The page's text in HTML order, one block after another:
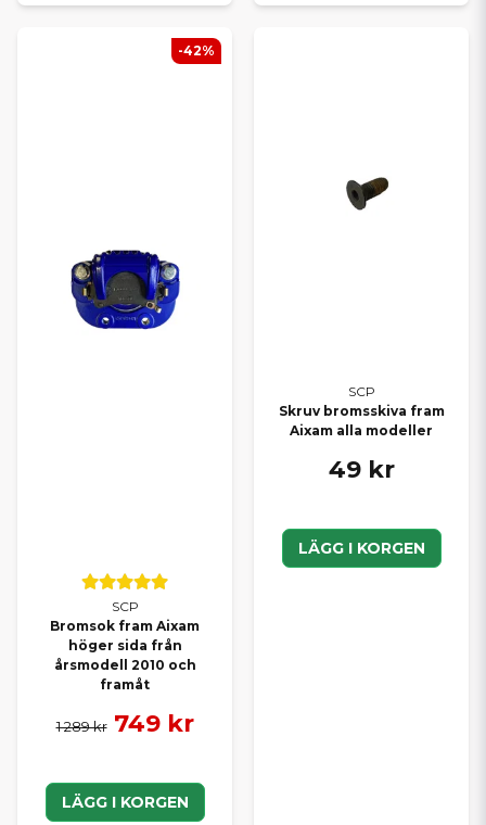
Alla delar till Chatenet
Alla delar till Microcar
eller Grecav kan du lita på att du hittar rätt delar hos oss. Med
SCP får du ett smart alternativ som kombinerar kvalitet och
ekonomi – och med vårt breda sortiment kan du alltid
komplettera med originaldelar när det behövs.
SCP
Bromsok fram Aixam
höger sida från
årsmodell 2010 och
framåt
1 289 kr 749 kr
LÄGG I KORGEN
-42%
SCP
Skruv bromsskiva fram
Aixam alla modeller
49 kr
LÄGG I KORGEN